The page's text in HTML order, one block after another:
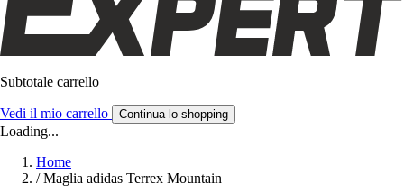
Subtotale carrello
Vedi il mio carrello Continua lo shopping
Loading...
Home
/ Maglia adidas Terrex Mountain